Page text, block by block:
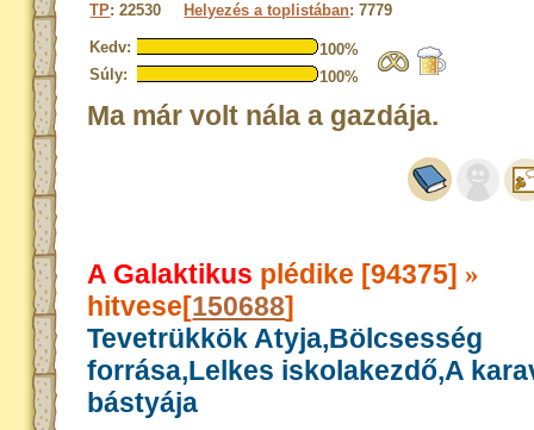
TP: 22530 Helyezés a toplistában: 7779
Kedv:
100%
Súly:
100%
Ma már volt nála a gazdája.
A Galaktikus plédike [94375] »
hitvese[150688]
Tevetrükkök Atyja,Bölcsesség
forrása,Lelkes iskolakezdő,A
bástyája